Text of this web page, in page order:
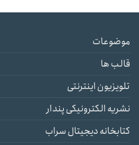
موضوعات
قالب ها
تلویزیون اینترنتی
نشریه الکترونیکی پندار
کتابخانه دیجیتال سراب